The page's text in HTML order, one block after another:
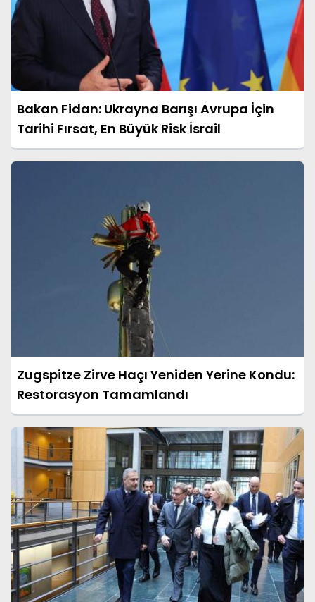
Bakan Fidan: Ukrayna Barışı Avrupa İçin
Tarihi Fırsat, En Büyük Risk İsrail
Zugspitze Zirve Haçı Yeniden Yerine Kondu:
Restorasyon Tamamlandı